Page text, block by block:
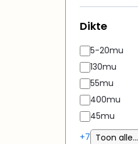
Dikte
5-20mu
130mu
55mu
400mu
45mu
+7 Toon alle...